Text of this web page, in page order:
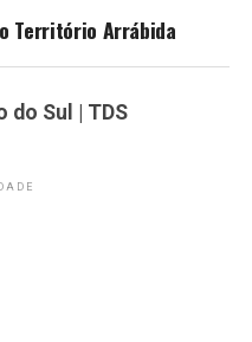
Território Arrábida
do Sul | TDS